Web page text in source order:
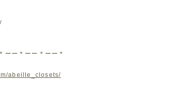
ーー＊ーー＊ーー＊
abeille_closets/